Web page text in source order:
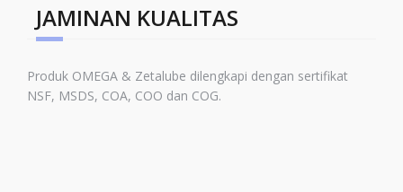
JAMINAN KUALITAS
Produk OMEGA & Zetalube dilengkapi dengan sertifikat
NSF, MSDS, COA, COO dan COG.